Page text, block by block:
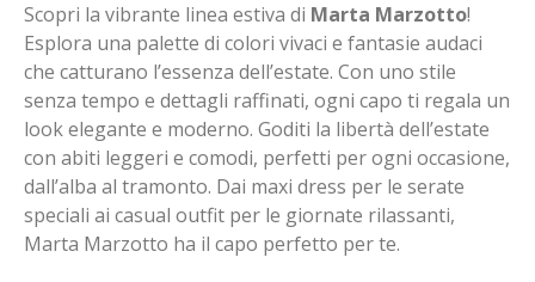
Scopri la vibrante linea estiva di Marta Marzotto!
Esplora una palette di colori vivaci e fantasie audaci
che catturano l’essenza dell’estate. Con uno stile
senza tempo e dettagli raffinati, ogni capo ti regala un
look elegante e moderno. Goditi la libertà dell’estate
con abiti leggeri e comodi, perfetti per ogni occasione,
dall’alba al tramonto. Dai maxi dress per le serate
speciali ai casual outfit per le giornate rilassanti,
Marta Marzotto ha il capo perfetto per te.